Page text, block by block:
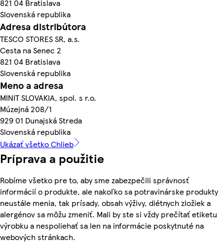
821 04 Bratislava
Slovenská republika
Adresa distribútora
TESCO STORES SR, a.s.
Cesta na Senec 2
821 04 Bratislava
Slovenská republika
Meno a adresa
MINIT SLOVAKIA, spol. s r.o.
Múzejná 208/1
929 01 Dunajská Streda
Slovenská republika
Ukázať všetko Chlieb
Príprava a použitie
Robíme všetko pre to, aby sme zabezpečili správnosť
informácií o produkte, ale nakoľko sa potravinárske produkty
neustále menia, tak prísady, obsah výživy, diétnych zložiek a
alergénov sa môžu zmeniť. Mali by ste si vždy prečítať etiketu
výrobku a nespoliehať sa len na informácie poskytnuté na
webových stránkach.